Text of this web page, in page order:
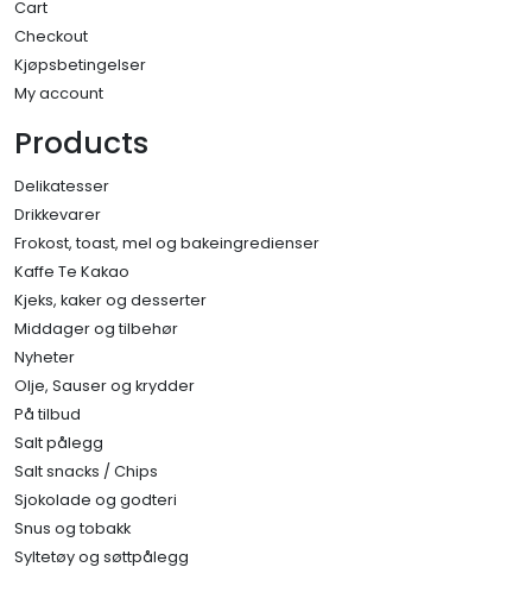
Cart
Checkout
Kjøpsbetingelser
My account
Products
Delikatesser
Drikkevarer
Frokost, toast, mel og bakeingredienser
Kaffe Te Kakao
Kjeks, kaker og desserter
Middager og tilbehør
Nyheter
Olje, Sauser og krydder
På tilbud
Salt pålegg
Salt snacks / Chips
Sjokolade og godteri
Snus og tobakk
Syltetøy og søttpålegg